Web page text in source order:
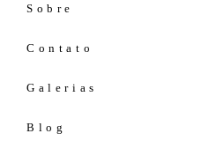
Sobre
Contato
Galerias
Blog